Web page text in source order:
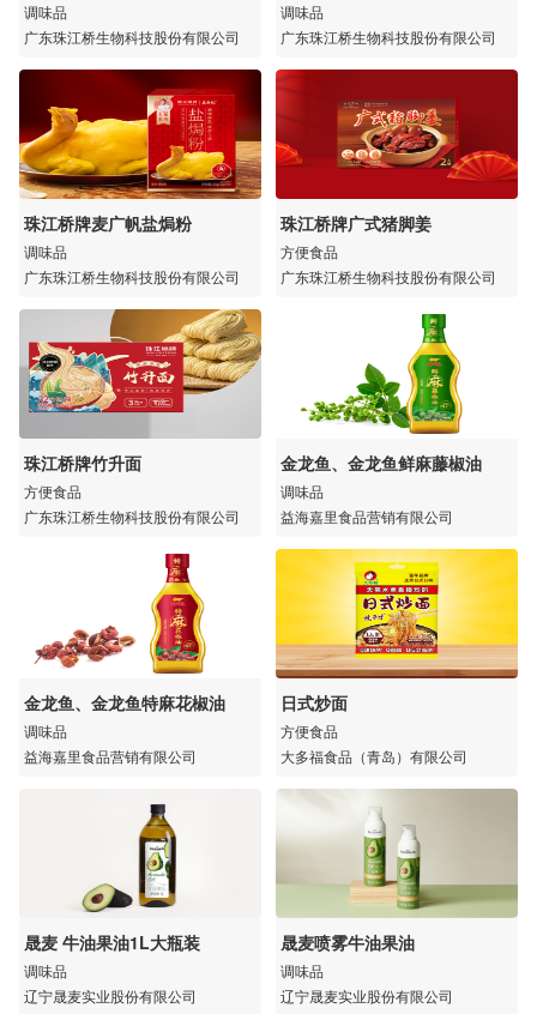
调味品
广东珠江桥生物科技股份有限公司
调味品
广东珠江桥生物科技股份有限公司
珠江桥牌麦广帆盐焗粉
调味品
广东珠江桥生物科技股份有限公司
珠江桥牌广式猪脚姜
方便食品
广东珠江桥生物科技股份有限公司
珠江桥牌竹升面
方便食品
广东珠江桥生物科技股份有限公司
金龙鱼、金龙鱼鲜麻藤椒油
调味品
益海嘉里食品营销有限公司
金龙鱼、金龙鱼特麻花椒油
调味品
益海嘉里食品营销有限公司
日式炒面
方便食品
大多福食品（青岛）有限公司
晟麦 牛油果油1L大瓶装
调味品
辽宁晟麦实业股份有限公司
晟麦喷雾牛油果油
调味品
辽宁晟麦实业股份有限公司